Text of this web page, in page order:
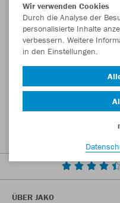
ÜBER JAKO
Wir verwenden Cookies
Durch die Analyse der
personalisierte Inhalte
verbessern. Weitere
in den Einstellungen.